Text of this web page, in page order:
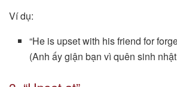
Ví dụ:
“He is upset with his friend for
(Anh ấy giận bạn vì quên sinh